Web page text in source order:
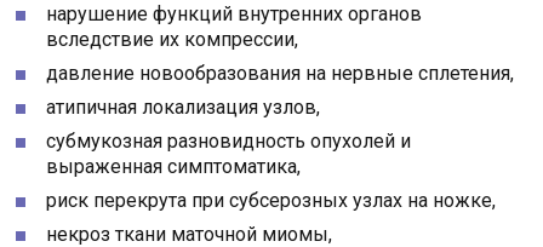
нарушение функций внутренних органов
вследствие их компрессии,
давление новообразования на нервные сплетения,
атипичная локализация узлов,
субмукозная разновидность опухолей и
выраженная симптоматика,
риск перекрута при субсерозных узлах на ножке,
некроз ткани маточной миомы,